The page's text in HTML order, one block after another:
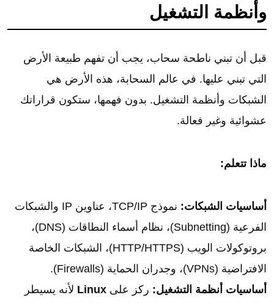
وأنظمة التشغيل
قبل أن تبني ناطحة سحاب، يجب أن تفهم طبيعة الأرض
التي تبني عليها. في عالم السحابة، هذه الأرض هي
الشبكات وأنظمة التشغيل. بدون فهمها، ستكون قراراتك
عشوائية وغير فعالة.
ماذا تتعلم:
أساسيات الشبكات:
نموذج TCP/IP، عناوين IP والشبكات
الفرعية (Subnetting)، نظام أسماء النطاقات (DNS)،
بروتوكولات الويب (HTTP/HTTPS)، الشبكات الخاصة
الافتراضية (VPNs)، وجدران الحماية (Firewalls).
أساسيات أنظمة التشغيل: ركز على Linux لأنه يسيطر